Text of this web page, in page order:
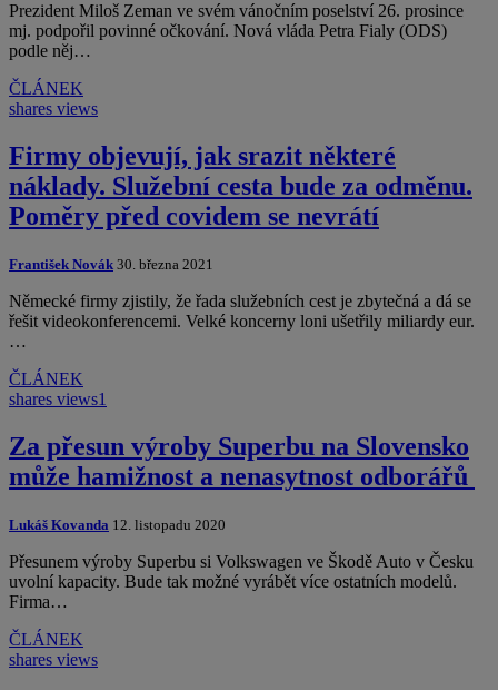
Prezident Miloš Zeman ve svém vánočním poselství 26. prosince
mj. podpořil povinné očkování. Nová vláda Petra Fialy (ODS)
podle něj…
ČLÁNEK
shares views
Firmy objevují, jak srazit některé
náklady. Služební cesta bude za odměnu.
Poměry před covidem se nevrátí
František Novák 30. března 2021
Německé firmy zjistily, že řada služebních cest je zbytečná a dá se
řešit videokonferencemi. Velké koncerny loni ušetřily miliardy eur.
…
ČLÁNEK
shares views1
Za přesun výroby Superbu na Slovensko
může hamižnost a nenasytnost odborářů
Lukáš Kovanda 12. listopadu 2020
Přesunem výroby Superbu si Volkswagen ve Škodě Auto v Česku
uvolní kapacity. Bude tak možné vyrábět více ostatních modelů.
Firma…
ČLÁNEK
shares views